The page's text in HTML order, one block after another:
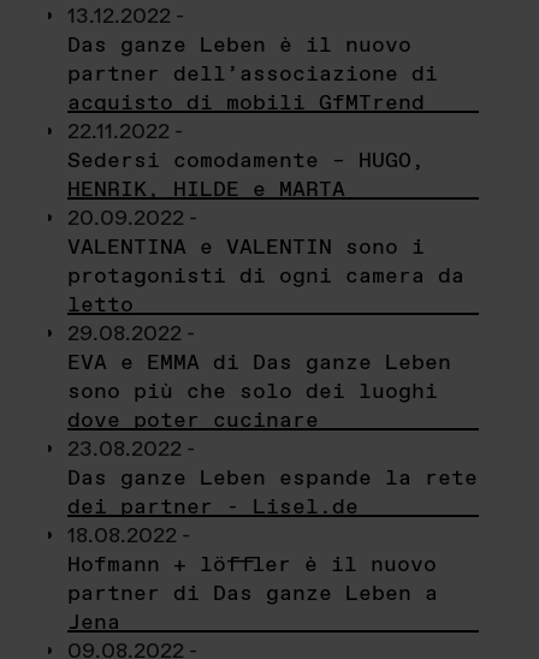
13.12.2022 -
Das ganze Leben è il nuovo
partner dell’associazione di
acquisto di mobili GfMTrend
22.11.2022 -
Sedersi comodamente – HUGO,
HENRIK, HILDE e MARTA
20.09.2022 -
VALENTINA e VALENTIN sono i
protagonisti di ogni camera da
letto
29.08.2022 -
EVA e EMMA di Das ganze Leben
sono più che solo dei luoghi
dove poter cucinare
23.08.2022 -
Das ganze Leben espande la rete
dei partner - Lisel.de
18.08.2022 -
Hofmann + löffler è il nuovo
partner di Das ganze Leben a
Jena
09.08.2022 -